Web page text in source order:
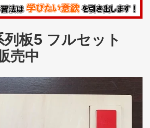
列板5 フルセット
売中